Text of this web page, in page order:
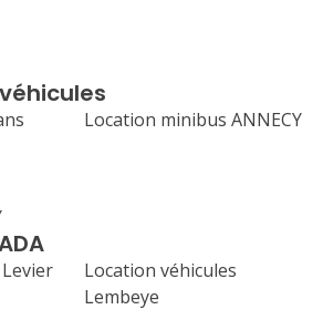
Location véhicules
Lembeye
Location minibus ANNECY